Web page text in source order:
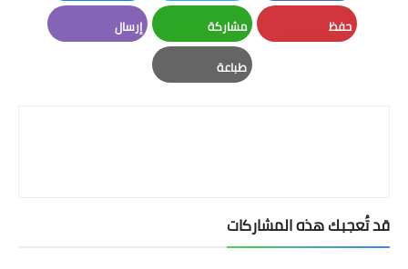
Facebook
Twitter
LinkedIn
حفظ مشاركة
Whatsapp
إرسال
طباعة
قد تُعجبك هذه المشاركات